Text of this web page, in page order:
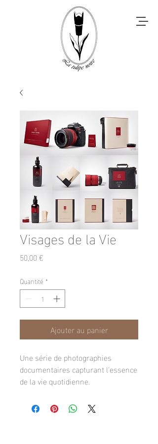
Visages de la Vie
50,00 €Prix
Quantité *
Ajouter au panier
Une série de photographies
documentaires capturant l'essence
de la vie quotidienne.